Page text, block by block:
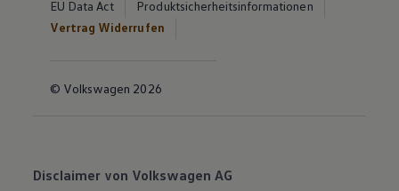
EU Data Act
Produktsicherheitsinformationen
Vertrag Widerrufen
© Volkswagen 2026
Disclaimer von Volkswagen AG